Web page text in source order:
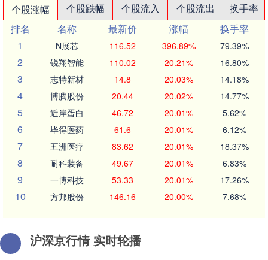
个股涨幅 个股跌幅 个股流入 个股流出
换手率
排名
名称 最新价 涨幅
换手率
1
N展芯 116.52 396.89% 79.39%
2 锐翔智能 110.02 20.21% 16.80%
3 志特新材 14.8 20.03% 14.18%
4 博腾股份 20.44 20.02% 14.77%
5 近岸蛋白 46.72 20.01% 5.62%
6 毕得医药 61.6 20.01% 6.12%
7 五洲医疗 83.62 20.01% 18.37%
8 耐科装备 49.67 20.01% 6.83%
9 一博科技 53.33 20.01% 17.26%
10 方邦股份 146.16 20.00% 7.68%
沪深京行情 实时轮播